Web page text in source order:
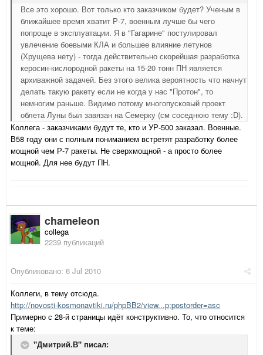
Все это хорошо. Вот только кто заказчиком будет? Ученым в
ближайшее время хватит Р-7, военным лучше бы чего
попроще в эксплуатации. Я в "Гагарине" постулировал
увлечение боевыми КЛА и большее влияние летунов
(Хрущева нету) - тогда действительно скорейшая разработка
керосин-кислородной ракеты на 15-20 тонн ПН является
архиважной задачей. Без этого велика вероятность что начнут
делать такую ракету если не когда у нас "Протон", то
немногим раньше. Видимо потому многопусковый проект
облета Луны был завязан на Семерку (см соседнюю тему :D).
Коллега - заказчиками будут те, кто и УР-500 заказал. Военные.
В58 году они с полным пониманием встретят разработку более
мощной чем Р-7 ракеты. Не сверхмощной - а просто более
мощной. Для нее будут ПН.
chameleon
collega
2239 публикаций
Опубликовано: 6 Jul 2010
Коллеги, в тему отсюда.
http://novosti-kosmonavtiki.ru/phpBB2/view...p;postorder=asc
Примерно с 28-й страницы идёт конструктивно. То, что относится
к теме:
"Дмитрий.В" писал: